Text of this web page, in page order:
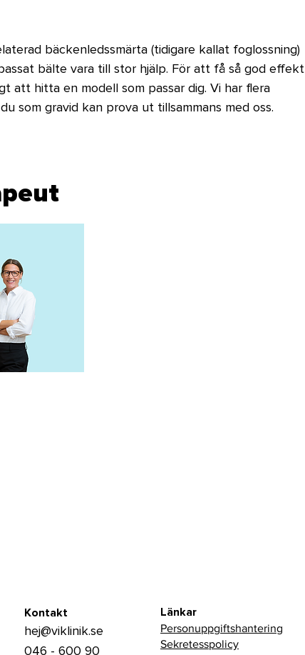
bäckenledssmärta (tidigare kallat foglossning)
bälte vara till stor hjälp. För att få så god effekt
att hitta en modell som passar dig. Vi har flera
som gravid kan prova ut tillsammans med oss.
Kontakt Länkar
hej@viklinik.se
046 - 600 90
Personuppgiftshantering
Sekretesspolicy